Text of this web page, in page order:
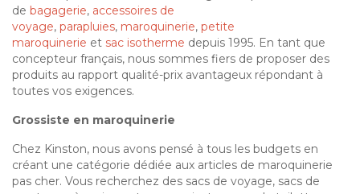
de bagagerie, accessoires de
voyage, parapluies, maroquinerie, petite
maroquinerie et sac isotherme depuis 1995. En tant que
concepteur français, nous sommes fiers de proposer des
produits au rapport qualité-prix avantageux répondant à
toutes vos exigences.
Grossiste en maroquinerie
Chez Kinston, nous avons pensé à tous les budgets en
créant une catégorie dédiée aux articles de maroquinerie
pas cher. Vous recherchez des sacs de voyage, sacs de